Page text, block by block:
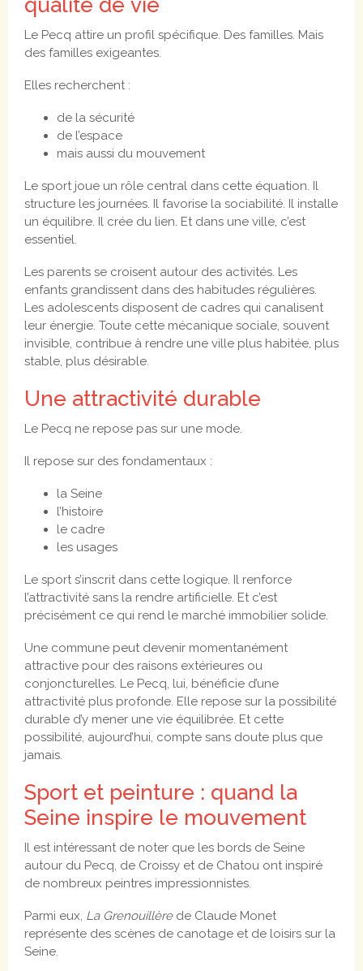
qualité de vie
Le Pecq attire un profil spécifique. Des familles. Mais
des familles exigeantes.
Elles recherchent :
de la sécurité
de l’espace
mais aussi du mouvement
Le sport joue un rôle central dans cette équation. Il
structure les journées. Il favorise la sociabilité. Il installe
un équilibre. Il crée du lien. Et dans une ville, c’est
essentiel.
Les parents se croisent autour des activités. Les
enfants grandissent dans des habitudes régulières.
Les adolescents disposent de cadres qui canalisent
leur énergie. Toute cette mécanique sociale, souvent
invisible, contribue à rendre une ville plus habitée, plus
stable, plus désirable.
Une attractivité durable
Le Pecq ne repose pas sur une mode.
Il repose sur des fondamentaux :
la Seine
l’histoire
le cadre
les usages
Le sport s’inscrit dans cette logique. Il renforce
l’attractivité sans la rendre artificielle. Et c’est
précisément ce qui rend le marché immobilier solide.
Une commune peut devenir momentanément
attractive pour des raisons extérieures ou
conjoncturelles. Le Pecq, lui, bénéficie d’une
attractivité plus profonde. Elle repose sur la possibilité
durable d’y mener une vie équilibrée. Et cette
possibilité, aujourd’hui, compte sans doute plus que
jamais.
Sport et peinture : quand la
Seine inspire le mouvement
Il est intéressant de noter que les bords de Seine
autour du Pecq, de Croissy et de Chatou ont inspiré
de nombreux peintres impressionnistes.
Parmi eux, La Grenouillèrede Claude Monet
représente des scènes de canotage et de loisirs sur la
Seine.